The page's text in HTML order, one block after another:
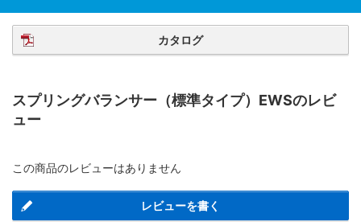
カタログ
スプリングバランサー（標準タイプ）EWSのレビ
ュー
この商品のレビューはありません
レビューを書く